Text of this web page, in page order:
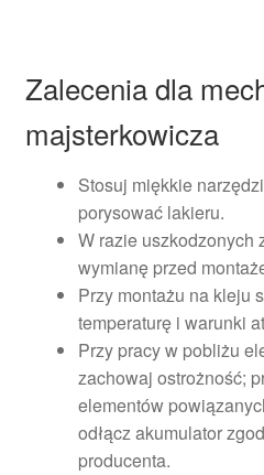
Zalecenia dla
majsterkowicza
Stosuj miękkie
porysować lakieru.
W razie uszkodzonych
wymianę przed
Przy montażu na kleju
temperaturę i warunki
Przy pracy w pobliżu
zachowaj ostrożność;
elementów
odłącz akumulator
producenta.